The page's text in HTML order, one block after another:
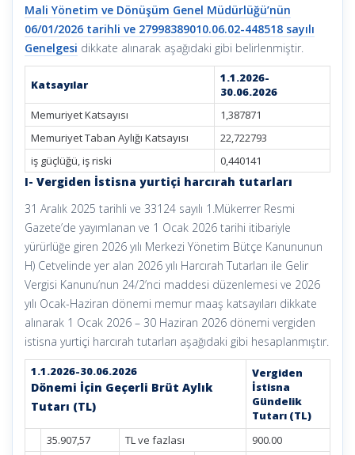
Mali Yönetim ve Dönüşüm Genel Müdürlüğü’nün
06/01/2026 tarihli ve 27998389010.06.02-448518 sayılı
Genelgesi dikkate alınarak aşağıdaki gibi belirlenmiştir.
Katsayılar
1.1.2026-
30.06.2026
Memuriyet Katsayısı
1,387871
Memuriyet Taban Aylığı Katsayısı
22,722793
iş güçlüğü, iş riski
0,440141
I- Vergiden İstisna yurtiçi harcırah tutarları
31 Aralık 2025 tarihli ve 33124 sayılı 1.Mükerrer Resmi
Gazete’de yayımlanan ve 1 Ocak 2026 tarihi itibariyle
yürürlüğe giren 2026 yılı Merkezi Yönetim Bütçe Kanununun
H) Cetvelinde yer alan 2026 yılı Harcırah Tutarları ile Gelir
Vergisi Kanunu’nun 24/2’nci maddesi düzenlemesi ve 2026
yılı Ocak-Haziran dönemi memur maaş katsayıları dikkate
alınarak 1 Ocak 2026 – 30 Haziran 2026 dönemi vergiden
istisna yurtiçi harcırah tutarları aşağıdaki gibi hesaplanmıştır.
1.1.2026-30.06.2026
Dönemi İçin Geçerli Brüt Aylık
Tutarı (TL)
Vergiden
İstisna
Gündelik
Tutarı (TL)
35.907,57
TL ve fazlası
900.00